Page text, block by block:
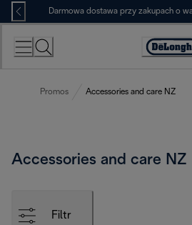
Skip
to
Content
Darmowa dostawa przy zakupach o
Promos Accessories and care NZ
Accessories and care NZ
Filtr